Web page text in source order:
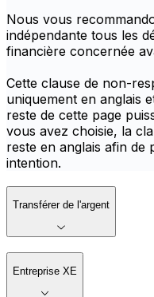
Nous vous
indépendante tous les
financière concernée
Cette clause de non-
uniquement en anglais
reste de cette page
vous avez choisie, la
reste en anglais afin de
intention.
Transférer de l'argent
Entreprise XE